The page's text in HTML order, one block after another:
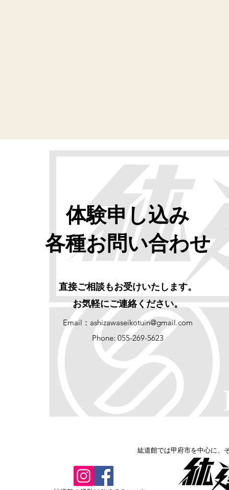
体験申し込み
​各種お問い合わせ
直接ご相談もお受けいたします。
お気軽にご連絡ください。
Email： ashizawaseikotuin@gmail.com
Phone: 055-269-5623
紘道館では甲府市を中心に、